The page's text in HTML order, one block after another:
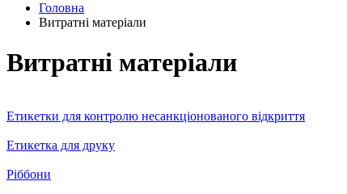
Головна
Витратні матеріали
Витратні матеріали
Етикетки для контролю несанкціонованого відкриття
Етикетка для друку
Ріббони